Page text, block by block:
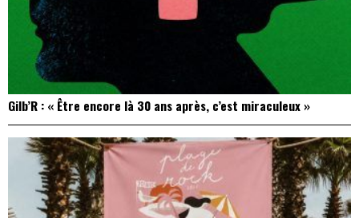
Gilb’R : « Être encore là 30 ans après, c’est miraculeux »